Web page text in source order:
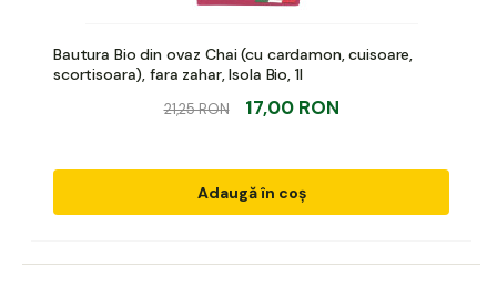
Bautura Bio din ovaz Chai (cu cardamon, cuisoare,
scortisoara), fara zahar, Isola Bio, 1l
21,25 RON 17,00 RON
Adaugă în coș